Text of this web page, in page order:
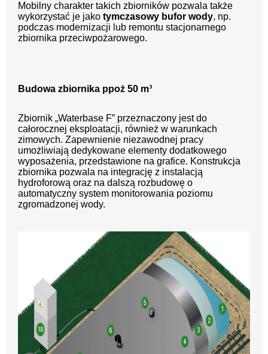
Mobilny charakter takich zbiorników pozwala także
wykorzystać je jako tymczasowy bufor wody, np.
podczas modernizacji lub remontu stacjonarnego
zbiornika przeciwpożarowego.
Budowa zbiornika ppoż 50 m³
Zbiornik „Waterbase F” przeznaczony jest do
całorocznej eksploatacji, również w warunkach
zimowych. Zapewnienie niezawodnej pracy
umożliwiają dedykowane elementy dodatkowego
wyposażenia, przedstawione na grafice. Konstrukcja
zbiornika pozwala na integrację z instalacją
hydroforową oraz na dalszą rozbudowę o
automatyczny system monitorowania poziomu
zgromadzonej wody.